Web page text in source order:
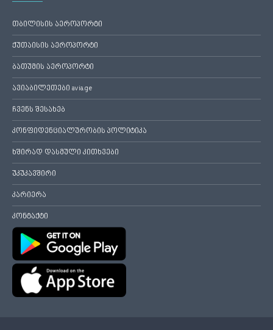
თბილისის აეროპორტი
ქუთაისის აეროპორტი
ბათუმის აეროპორტი
ავიაბილეთები avia.ge
ჩვენს შესახებ
კონფიდენციალურობის პოლიტიკა
ხშირად დასმული კითხვები
უკუკავშირი
კარიერა
კონტაქტი